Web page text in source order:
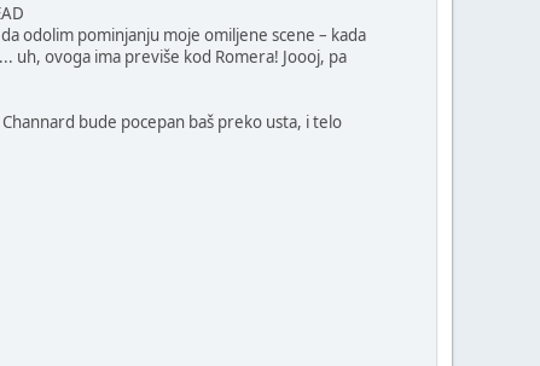
odolim pominjanju moje omiljene scene – kada
uh, ovoga ima previše kod Romera! Joooj, pa
bude pocepan baš preko usta, i telo